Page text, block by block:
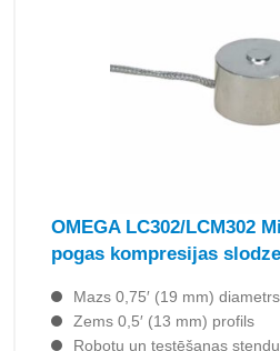
OMEGA LC302/LCM302
pogas kompresijas
Mazs 0,75′ (19 mm) diametrs
Zems 0,5′ (13 mm) profils
Robotu un testēšanas